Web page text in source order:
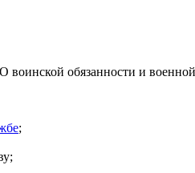
воинской обязанности и
;